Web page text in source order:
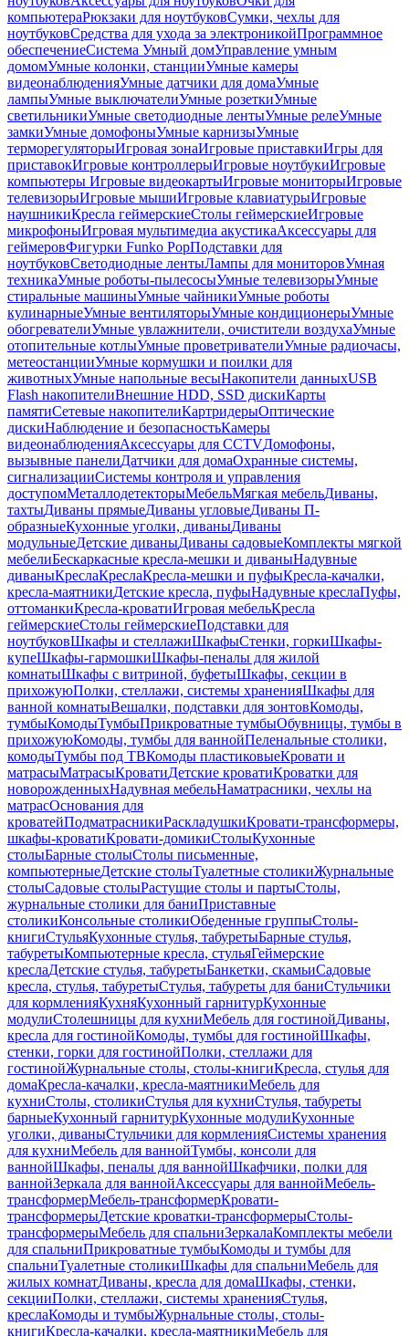
компьютераРюкзаки для ноутбуковСумки, чехлы для
ноутбуковСредства для ухода за электроникойПрограммное
обеспечениеСистема Умный домУправление умным
домомУмные колонки, станцииУмные камеры
видеонаблюденияУмные датчики для домаУмные
лампыУмные выключателиУмные розеткиУмные
светильникиУмные светодиодные лентыУмные релеУмные
замкиУмные домофоныУмные карнизыУмные
терморегуляторыИгровая зонаИгровые приставкиИгры для
приставокИгровые контроллерыИгровые ноутбукиИгровые
компьютеры Игровые видеокартыИгровые мониторыИгровые
телевизорыИгровые мышиИгровые клавиатурыИгровые
наушникиКресла геймерскиеСтолы геймерскиеИгровые
микрофоныИгровая мультимедиа акустикаАксессуары для
геймеровФигурки Funko PopПодставки для
ноутбуковСветодиодные лентыЛампы для мониторовУмная
техникаУмные роботы-пылесосыУмные телевизорыУмные
стиральные машиныУмные чайникиУмные роботы
кулинарныеУмные вентиляторыУмные кондиционерыУмные
обогревателиУмные увлажнители, очистители воздухаУмные
отопительные котлыУмные проветривателиУмные радиочасы,
метеостанцииУмные кормушки и поилки для
животныхУмные напольные весыНакопители данныхUSB
Flash накопителиВнешние HDD, SSD дискиКарты
памятиСетевые накопителиКартридерыОптические
дискиНаблюдение и безопасностьКамеры
видеонаблюденияАксессуары для CCTVДомофоны,
вызывные панелиДатчики для домаОхранные системы,
сигнализацииСистемы контроля и управления
доступомМеталлодетекторыМебельМягкая мебельДиваны,
тахтыДиваны прямыеДиваны угловыеДиваны П-
образныеКухонные уголки, диваныДиваны
модульныеДетские диваныДиваны садовыеКомплекты мягкой
мебелиБескаркасные кресла-мешки и диваныНадувные
диваныКреслаКреслаКресла-мешки и пуфыКресла-качалки,
кресла-маятникиДетские кресла, пуфыНадувные креслаПуфы,
оттоманкиКресла-кроватиИгровая мебельКресла
геймерскиеСтолы геймерскиеПодставки для
ноутбуковШкафы и стеллажиШкафыСтенки, горкиШкафы-
купеШкафы-гармошкиШкафы-пеналы для жилой
комнатыШкафы с витриной, буфетыШкафы, секции в
прихожуюПолки, стеллажи, системы храненияШкафы для
ванной комнатыВешалки, подставки для зонтовКомоды,
тумбыКомодыТумбыПрикроватные тумбыОбувницы, тумбы в
прихожуюКомоды, тумбы для ваннойПеленальные столики,
комодыТумбы под ТВКомоды пластиковыеКровати и
матрасыМатрасыКроватиДетские кроватиКроватки для
новорожденныхНадувная мебельНаматрасники, чехлы на
матрасОснования для
кроватейПодматрасникиРаскладушкиКровати-трансформеры,
шкафы-кроватиКровати-домикиСтолыКухонные
столыБарные столыСтолы письменные,
компьютерныеДетские столыТуалетные столикиЖурнальные
столыСадовые столыРастущие столы и партыСтолы,
журнальные столики для баниПриставные
столикиКонсольные столикиОбеденные группыСтолы-
книгиСтульяКухонные стулья, табуретыБарные стулья,
табуретыКомпьютерные кресла, стульяГеймерские
креслаДетские стулья, табуретыБанкетки, скамьиСадовые
кресла, стулья, табуретыСтулья, табуреты для баниСтульчики
для кормленияКухняКухонный гарнитурКухонные
модулиСтолешницы для кухниМебель для гостинойДиваны,
кресла для гостинойКомоды, тумбы для гостинойШкафы,
стенки, горки для гостинойПолки, стеллажи для
гостинойЖурнальные столы, столы-книгиКресла, стулья для
домаКресла-качалки, кресла-маятникиМебель для
кухниСтолы, столикиСтулья для кухниСтулья, табуреты
барныеКухонный гарнитурКухонные модулиКухонные
уголки, диваныСтульчики для кормленияСистемы хранения
для кухниМебель для ваннойТумбы, консоли для
ваннойШкафы, пеналы для ваннойШкафчики, полки для
ваннойЗеркала для ваннойАксессуары для ваннойМебель-
трансформерМебель-трансформерКровати-
трансформерыДетские кроватки-трансформерыСтолы-
трансформерыМебель для спальниЗеркалаКомплекты мебели
для спальниПрикроватные тумбыКомоды и тумбы для
спальниТуалетные столикиШкафы для спальниМебель для
жилых комнатДиваны, кресла для домаШкафы, стенки,
секцииПолки, стеллажи, системы храненияСтулья,
креслаКомоды и тумбыЖурнальные столы, столы-
книгиКресла-качалки, кресла-маятникиМебель для